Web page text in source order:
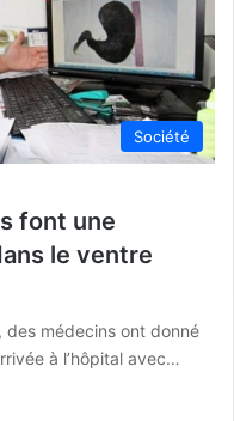
Société
font une
le ventre
des médecins ont donné
à l’hôpital avec…